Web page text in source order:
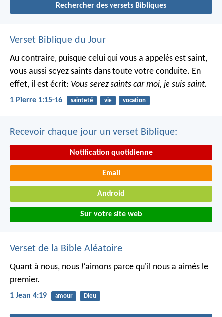
Rechercher des versets Bibliques
Verset Biblique du Jour
Au contraire, puisque celui qui vous a appelés est saint,
vous aussi soyez saints dans toute votre conduite. En
effet, il est écrit: Vous serez saints car moi, je suis saint.
1 Pierre 1:15-16 sainteté vie vocation
Recevoir chaque jour un verset Biblique:
Notification quotidienne
Email
Android
Sur votre site web
Verset de la Bible Aléatoire
Quant à nous, nous l'aimons parce qu'il nous a aimés le
premier.
1 Jean 4:19 amour Dieu